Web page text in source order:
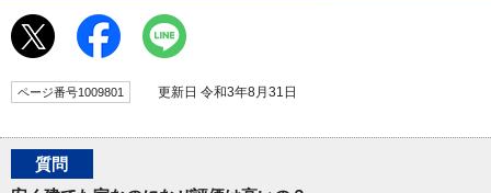
ページ番号1009801 更新日 令和3年8月31日
質問